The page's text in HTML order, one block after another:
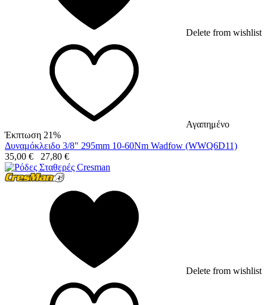
Delete from wishlist
Αγαπημένο
Έκπτωση 21%
Δυναμόκλειδο 3/8" 295mm 10-60Nm Wadfow (WWQ6D11)
35,00 € 27,80 €
Delete from wishlist